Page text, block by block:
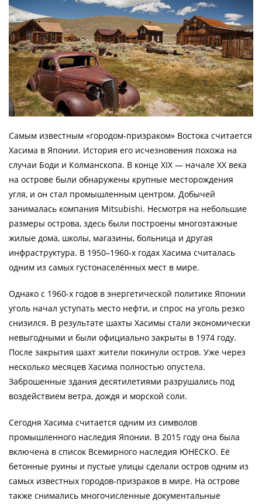
Самым известным «городом-призраком» Востока считается
Хасима в Японии. История его исчезновения похожа на
случаи Боди и Колманскопа. В конце XIX — начале XX века
на острове были обнаружены крупные месторождения
угля, и он стал промышленным центром. Добычей
занималась компания Mitsubishi. Несмотря на небольшие
размеры острова, здесь были построены многоэтажные
жилые дома, школы, магазины, больница и другая
инфраструктура. В 1950–1960-х годах Хасима считалась
одним из самых густонаселённых мест в мире.
Однако с 1960-х годов в энергетической политике Японии
уголь начал уступать место нефти, и спрос на уголь резко
снизился. В результате шахты Хасимы стали экономически
невыгодными и были официально закрыты в 1974 году.
После закрытия шахт жители покинули остров. Уже через
несколько месяцев Хасима полностью опустела.
Заброшенные здания десятилетиями разрушались под
воздействием ветра, дождя и морской соли.
Сегодня Хасима считается одним из символов
промышленного наследия Японии. В 2015 году она была
включена в список Всемирного наследия ЮНЕСКО. Её
бетонные руины и пустые улицы сделали остров одним из
самых известных городов-призраков в мире. На острове
также снимались многочисленные документальные